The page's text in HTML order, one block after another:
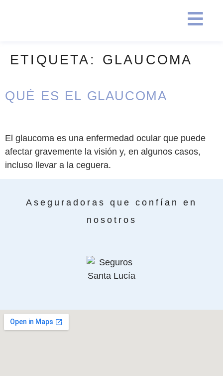
ETIQUETA: GLAUCOMA
QUÉ ES EL GLAUCOMA
El glaucoma es una enfermedad ocular que puede
afectar gravemente la visión y, en algunos casos,
incluso llevar a la ceguera.
Aseguradoras que confían en
nosotros